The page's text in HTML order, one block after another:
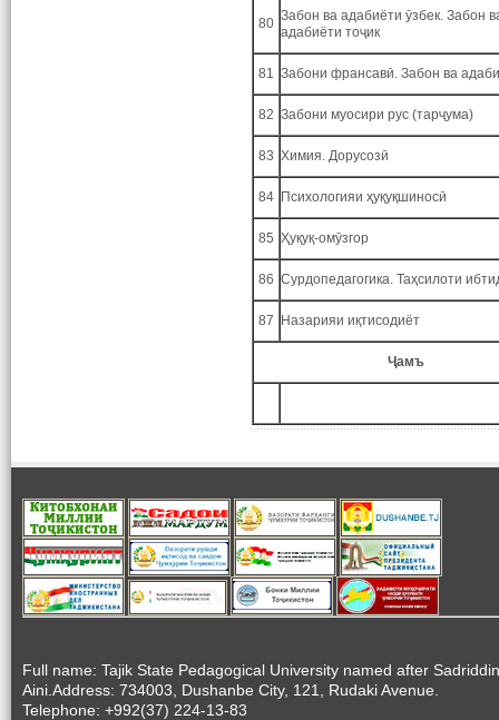
80 Забон ва адабиёти ӯзбек. Забон
адабиёти тоҷик
81 Забони франсавӣ. Забон ва
82 Забони муосири рус (тарҷума)
83 Химия. Дорусозӣ
84 Психологияи ҳуқуқшиносӣ
85 Ҳуқуқ-омӯзгор
86 Сурдопедагогика. Таҳсилоти
87 Назарияи иқтисодиёт
Ҷамъ
Full name: Tajik State Pedagogical University named after Sadriddin
Aini.Address: 734003, Dushanbe City, 121, Rudaki Avenue.
Telephone: +992(37) 224-13-83